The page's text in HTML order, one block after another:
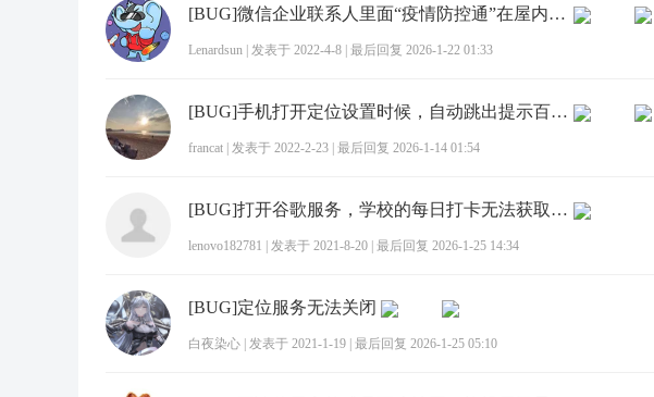
[BUG]微信企业联系人里面“疫情防控通”在屋内无法获取位置
Lenardsun 发表于 2022-4-8 最后回复 2026-1-22 01:33
[BUG]手机打开定位设置时候，自动跳出提示百度要求定位数据
francat 发表于 2022-2-23 最后回复 2026-1-14 01:54
[BUG]打开谷歌服务，学校的每日打卡无法获取定位
lenovo182781 发表于 2021-8-20 最后回复 2026-1-25 14:34
[BUG]定位服务无法关闭
白夜染心 发表于 2021-1-19 最后回复 2026-1-25 05:10